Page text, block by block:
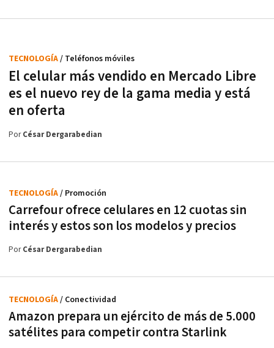
El celular más vendido en Mercado Libre
es el nuevo rey de la gama media y está
en oferta
TECNOLOGÍA/ Teléfonos móviles
PorCésar Dergarabedian
Carrefour ofrece celulares en 12 cuotas sin
interés y estos son los modelos y precios
TECNOLOGÍA/ Promoción
PorCésar Dergarabedian
Amazon prepara un ejército de más de 5.000
satélites para competir contra Starlink
TECNOLOGÍA/ Conectividad